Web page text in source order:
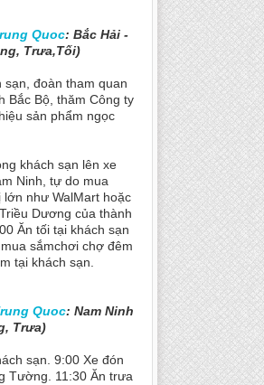
Quoc: Bắc Hải -
Trưa,Tối)
đoàn tham quan
Bắc Bộ, thăm Công ty
sản phẩm ngọc
khách sạn lên xe
Ninh, tự do mua
lớn như WalMart hoặc
Dương của thành
Ăn tối tại khách sạn
sắmchơi chợ đêm
tại khách sạn.
Quoc: Nam Ninh
Trưa)
sạn. 9:00 Xe đón
Tường. 11:30 Ăn trưa